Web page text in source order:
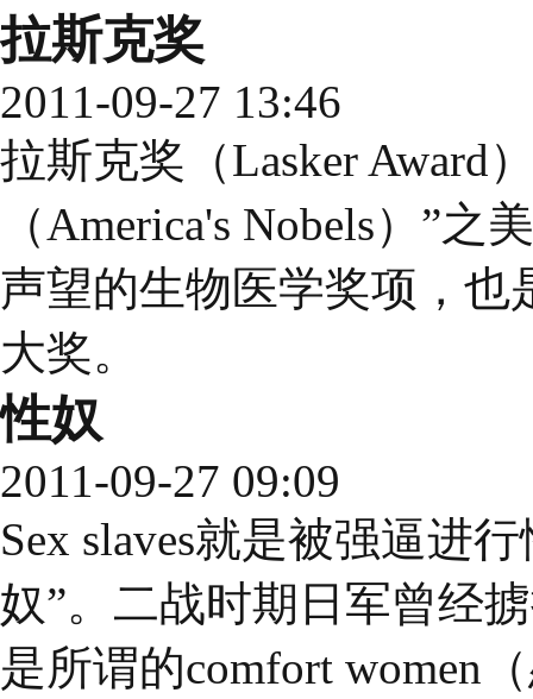
拉斯克奖
2011-09-27 13:46
拉斯克奖（Lasker Award
（America's Nobels）”
声望的生物医学奖项，也
大奖。
性奴
2011-09-27 09:09
Sex slaves就是被强逼进
奴”。二战时期日军曾经
是所谓的comfort women